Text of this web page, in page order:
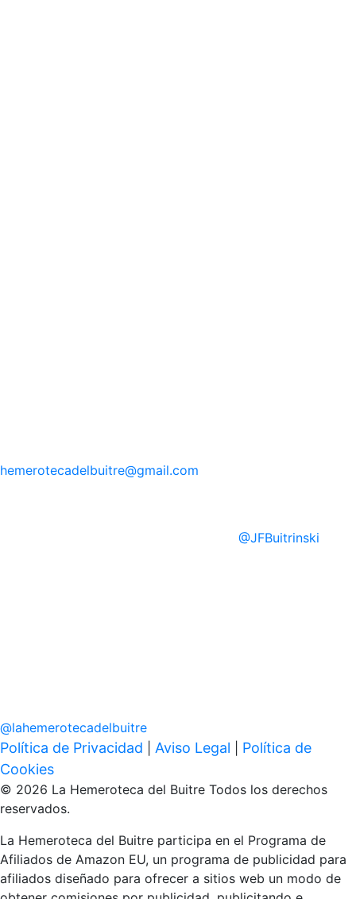
hemerotecadelbuitre@gmail.com
@JFBuitrinski
@lahemerotecadelbuitre
Política de Privacidad Aviso Legal
Política de
Cookies
© 2026 La Hemeroteca del Buitre Todos los derechos
reservados.
La Hemeroteca del Buitre participa en el Programa de
Afiliados de Amazon EU, un programa de publicidad para
afiliados diseñado para ofrecer a sitios web un modo de